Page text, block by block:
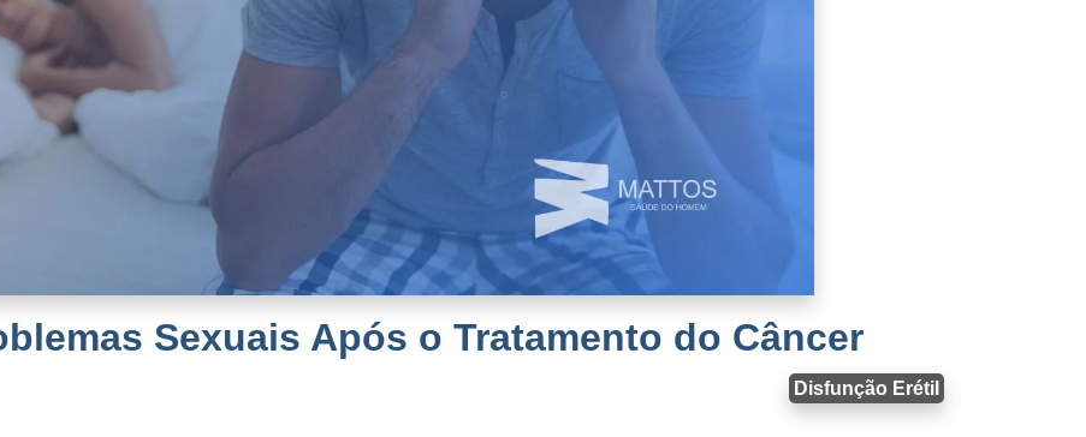
Sexuais Após o Tratamento do Câncer
Disfunção Erétil